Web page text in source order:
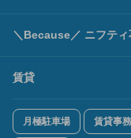
＼Because／ ニフティ
賃貸
月極駐車場 賃貸事